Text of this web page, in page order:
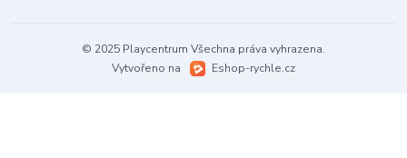
© 2025 Playcentrum Všechna práva vyhrazena.
Vytvořeno na
Eshop-rychle.cz